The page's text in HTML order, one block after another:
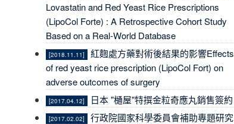
Lovastatin and Red Yeast Rice Prescriptions
(LipoCol Forte) : A Retrospective Cohort Study
Based on a Real-World Database
[2018.11.11]
紅麴處方藥對術後結果的影響Effects
of red yeast rice prescription (LipoCol Fort) on
adverse outcomes of surgery
[2017.04.12] 日本 "樋屋"特撰金粒奇應丸銷售簽約
[2017.02.02]
行政院國家科學委員會補助專題研究